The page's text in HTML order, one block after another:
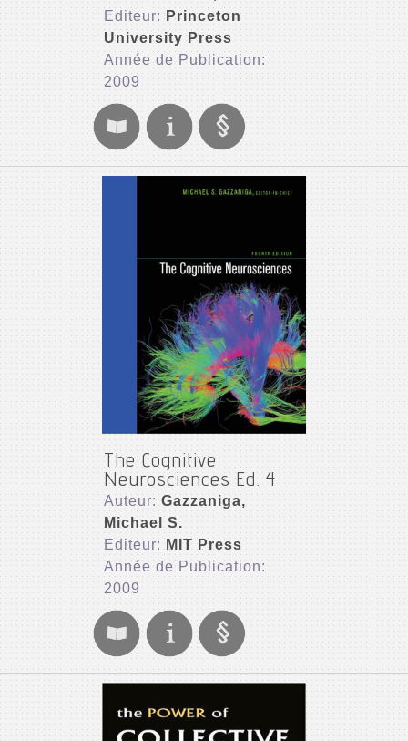
Editeur: Princeton
University Press
Année de Publication:
2009
The Cognitive
Neurosciences Ed. 4
Auteur:Gazzaniga,
Michael S.
Editeur: MIT Press
Année de Publication:
2009